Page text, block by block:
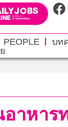
PEOPLE บท
าหาร